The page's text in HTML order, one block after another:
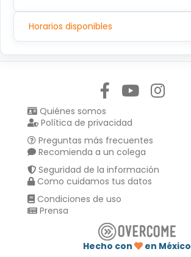
Horarios disponibles
Quiénes somos
Política de privacidad
Preguntas más frecuentes
Recomienda a un colega
Seguridad de la información
Como cuidamos tus datos
Condiciones de uso
Prensa
Hecho con
en México